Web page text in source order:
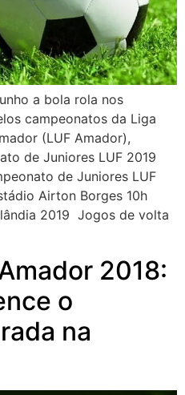
a bola rola nos
campeonatos da Liga
(LUF Amador),
de Juniores LUF 2019
de Juniores LUF
Airton Borges 10h
2019 Jogos de volta
2018:
o
na